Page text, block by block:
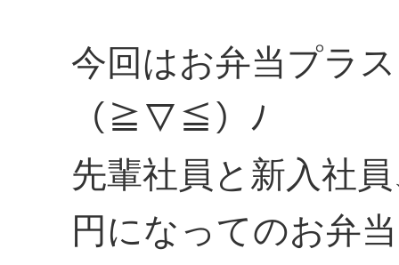
今回はお弁当プラ
（≧▽≦）ﾉ
先輩社員と新入社
円になってのお弁